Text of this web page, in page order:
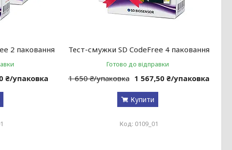
2 паковання
₴/упаковка
Тест-смужки SD CodeFree 4 паковання
Готово до відправки
1 650 ₴/упаковка 1 567,50 ₴/упаковка
Купити
0109_01